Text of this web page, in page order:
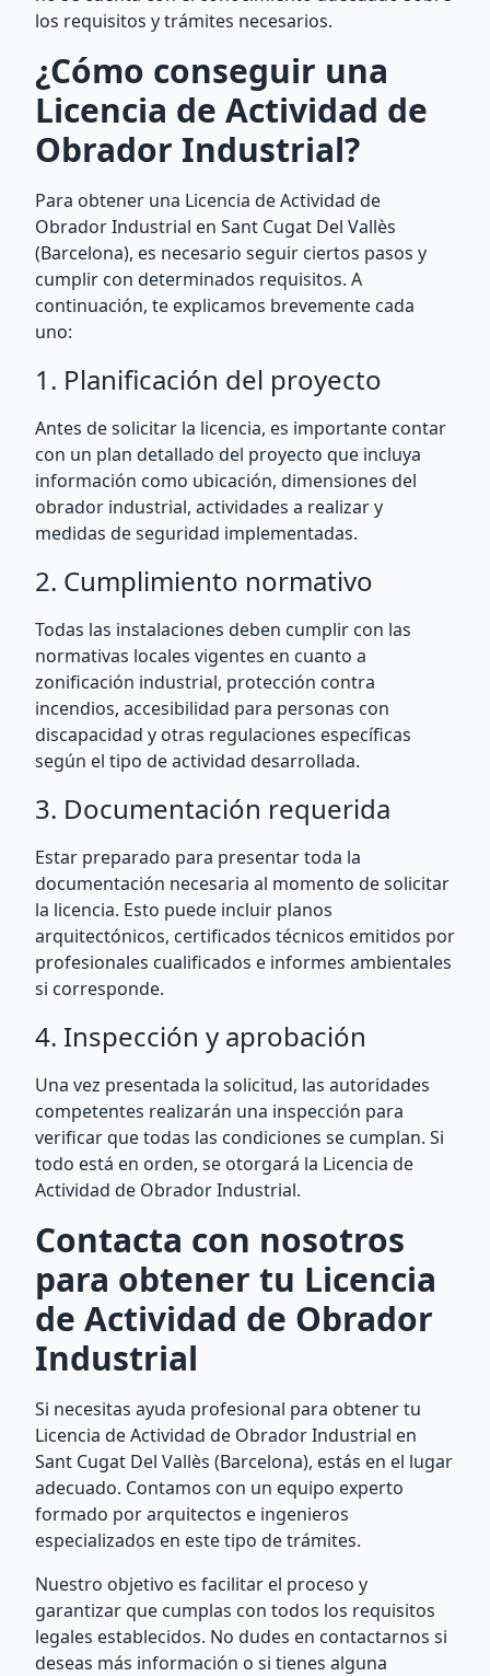
los requisitos y trámites necesarios.
¿Cómo conseguir una
Licencia de Actividad de
Obrador Industrial?
Para obtener una Licencia de Actividad de
Obrador Industrial en Sant Cugat Del Vallès
(Barcelona), es necesario seguir ciertos pasos y
cumplir con determinados requisitos. A
continuación, te explicamos brevemente cada
uno:
1. Planificación del proyecto
Antes de solicitar la licencia, es importante contar
con un plan detallado del proyecto que incluya
información como ubicación, dimensiones del
obrador industrial, actividades a realizar y
medidas de seguridad implementadas.
2. Cumplimiento normativo
Todas las instalaciones deben cumplir con las
normativas locales vigentes en cuanto a
zonificación industrial, protección contra
incendios, accesibilidad para personas con
discapacidad y otras regulaciones específicas
según el tipo de actividad desarrollada.
3. Documentación requerida
Estar preparado para presentar toda la
documentación necesaria al momento de solicitar
la licencia. Esto puede incluir planos
arquitectónicos, certificados técnicos emitidos por
profesionales cualificados e informes ambientales
si corresponde.
4. Inspección y aprobación
Una vez presentada la solicitud, las autoridades
competentes realizarán una inspección para
verificar que todas las condiciones se cumplan. Si
todo está en orden, se otorgará la Licencia de
Actividad de Obrador Industrial.
Contacta con nosotros
para obtener tu Licencia
de Actividad de Obrador
Industrial
Si necesitas ayuda profesional para obtener tu
Licencia de Actividad de Obrador Industrial en
Sant Cugat Del Vallès (Barcelona), estás en el lugar
adecuado. Contamos con un equipo experto
formado por arquitectos e ingenieros
especializados en este tipo de trámites.
Nuestro objetivo es facilitar el proceso y
garantizar que cumplas con todos los requisitos
legales establecidos. No dudes en contactarnos si
deseas más información o si tienes alguna